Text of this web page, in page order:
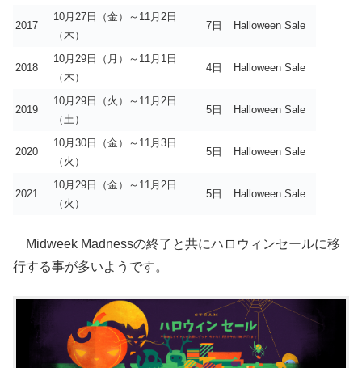
2017
10月27日（金）～11月2日
（木）
7日 Halloween Sale
2018
10月29日（月）～11月1日
（木）
4日 Halloween Sale
2019
10月29日（火）～11月2日
（土）
5日 Halloween Sale
2020
10月30日（金）～11月3日
（火）
5日 Halloween Sale
2021
10月29日（金）～11月2日
（火）
5日 Halloween Sale
Midweek Madnessの終了と共にハロウィンセールに移
行する事が多いようです。